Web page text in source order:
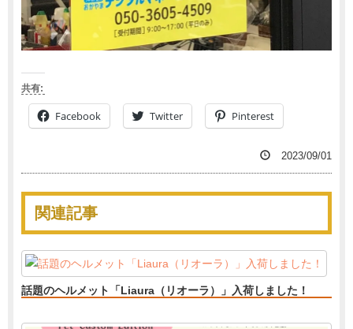
共有:
Facebook Twitter Pinterest
2023/09/01
関連記事
話題のヘルメット「Liaura（リオーラ）」入荷しました！